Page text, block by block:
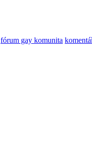
fórum gay komunita